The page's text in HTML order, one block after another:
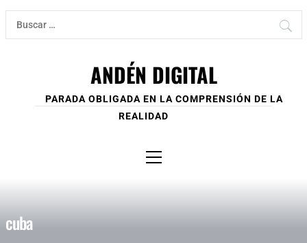
Ir
contenido
Buscar:
ANDÉN DIGITAL
PARADA OBLIGADA EN LA COMPRENSIÓN DE LA
REALIDAD
principal
cuba